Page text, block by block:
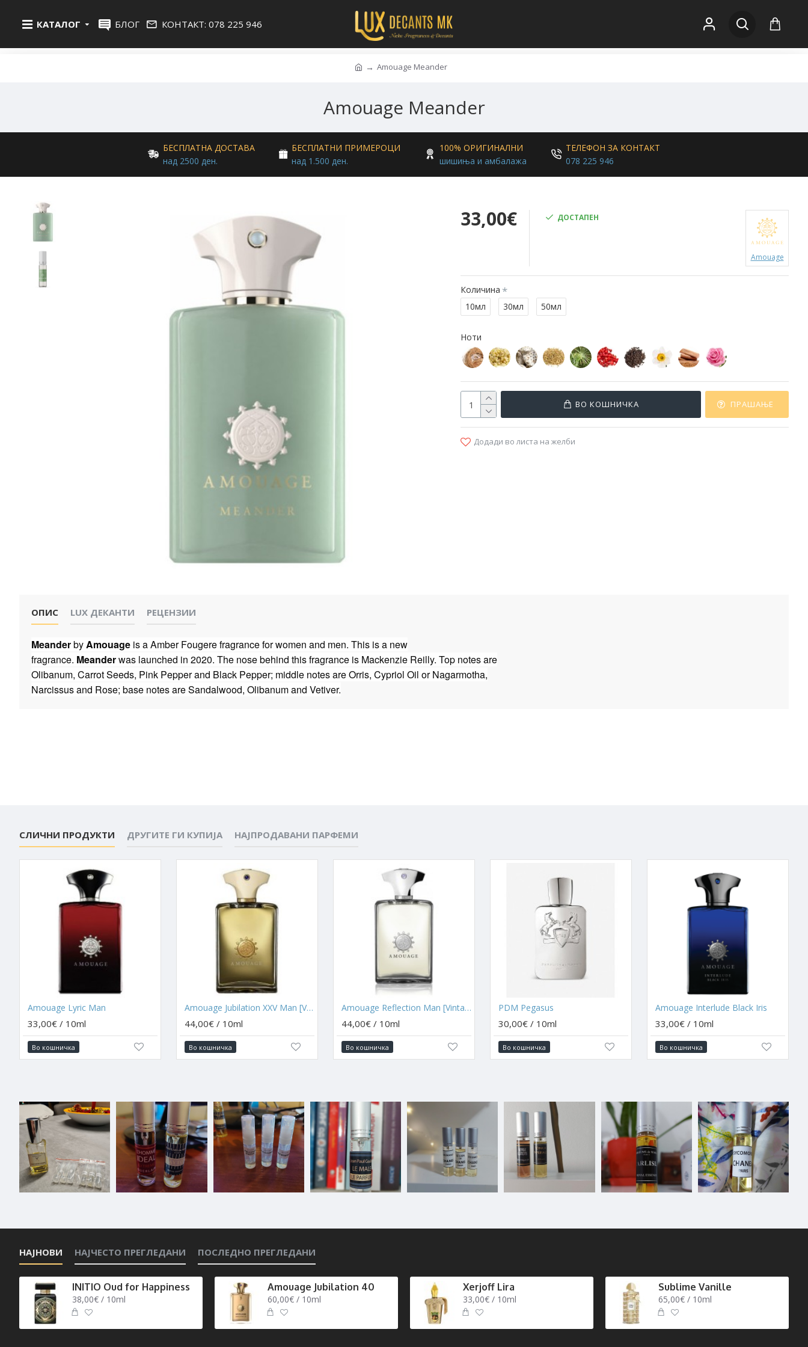
КАТАЛОГ БЛОГ КОНТАКТ: 078 225 946
Amouage Meander
Amouage Meander
БЕСПЛАТНА ДОСТАВА
над 2500 ден.
БЕСПЛАТНИ ПРИМЕРОЦИ
над 1.500 ден.
100% ОРИГИНАЛНИ
шишиња и амбалажа
ТЕЛЕФОН ЗА КОНТАКТ
078 225 946
33,00€ ДОСТАПЕН
Amouage
Количина
10мл
30мл 50мл
Ноти
ВО КОШНИЧКА ПРАШАЊЕ
Додади во листа на желби
ОПИС LUX ДЕКАНТИ РЕЦЕНЗИИ
MeanderbyAmouage is a Amber Fougere fragrance for women and men. This is a new
fragrance. Meanderwas launched in 2020. The nose behind this fragrance is Mackenzie Reilly. Top notes are
Olibanum, Carrot Seeds, Pink Pepper and Black Pepper; middle notes are Orris, Cypriol Oil or Nagarmotha,
Narcissus and Rose; base notes are Sandalwood, Olibanum and Vetiver.
СЛИЧНИ ПРОДУКТИ ДРУГИТЕ ГИ КУПИЈА НАЈПРОДАВАНИ ПАРФЕМИ
Amouage Lyric Man
33,00€ / 10ml
Во кошничка
Amouage Jubilation XXV Man [Vintage 2010]
44,00€ / 10ml
Во кошничка
Amouage Reflection Man [Vintage 2009]
44,00€ / 10ml
Во кошничка
PDM Pegasus
30,00€ / 10ml
Во кошничка
Amouage Interlude Black Iris
33,00€ / 10ml
Во кошничка
НАЈНОВИ НАЈЧЕСТО ПРЕГЛЕДАНИ ПОСЛЕДНО ПРЕГЛЕДАНИ
INITIO Oud for Happiness
38,00€ / 10ml
Amouage Jubilation 40
60,00€ / 10ml
Xerjoff Lira
33,00€ / 10ml
Sublime Vanille
65,00€ / 10ml